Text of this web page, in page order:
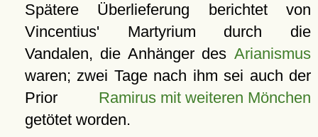
Spätere Überlieferung berichtet von
Vincentius' Martyrium durch die
Vandalen, die Anhänger des Arianismus
waren; zwei Tage nach ihm sei auch der
Prior Ramirus mit weiteren Mönchen
getötet worden.